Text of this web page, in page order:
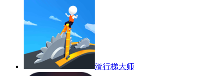
滑行梯大师